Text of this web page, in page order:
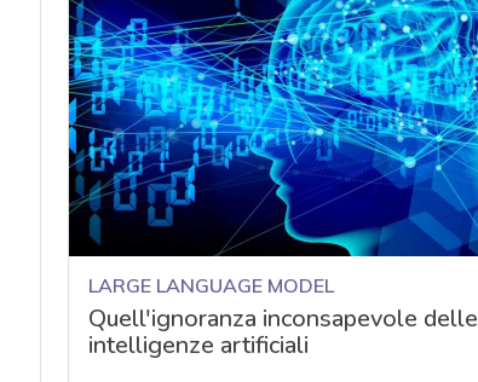
LARGE LANGUAGE MODEL
Quell'ignoranza inconsapevole delle
intelligenze artificiali